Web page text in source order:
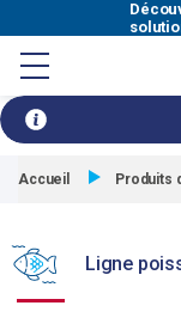
Afficher
le
menu
Filières
Solutions
Fermer
informations
Information
Accueil Produits
Ligne